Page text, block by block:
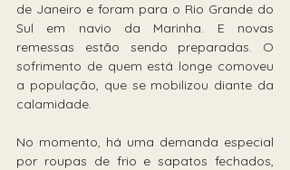
de Janeiro e foram para o Rio Grande do
Sul em navio da Marinha. E novas
remessas estão sendo preparadas. O
sofrimento de quem está longe comoveu
a população, que se mobilizou diante da
calamidade.
No momento, há uma demanda especial
por roupas de frio e sapatos fechados,